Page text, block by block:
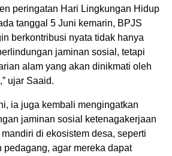
peringatan Hari Lingkungan Hidup
tanggal 5 Juni kemarin, BPJS
berkontribusi nyata tidak hanya
jaminan sosial, tetapi
alam yang akan dinikmati oleh
ujar Saaid.
ia juga kembali mengingatkan
jaminan sosial ketenagakerjaan
di ekosistem desa, seperti
pedagang, agar mereka dapat